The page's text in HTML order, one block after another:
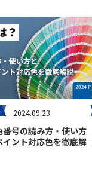
2024.09.23
番号の読み方・使い方
イント対応色を徹底解